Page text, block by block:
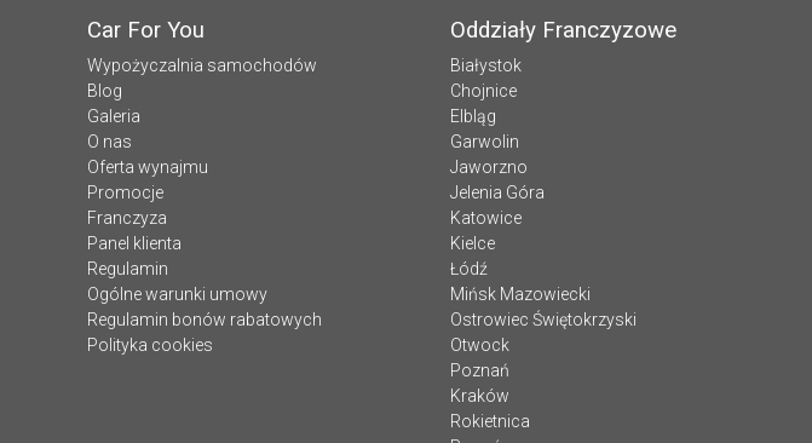
Car For You
Wypożyczalnia samochodów
Blog
Galeria
O nas
Oferta wynajmu
Promocje
Franczyza
Panel klienta
Regulamin
Ogólne warunki umowy
Regulamin bonów rabatowych
Polityka cookies
Oddziały Franczyzowe
Białystok
Chojnice
Elbląg
Garwolin
Jaworzno
Jelenia Góra
Katowice
Kielce
Łódź
Mińsk Mazowiecki
Ostrowiec Świętokrzyski
Otwock
Poznań
Kraków
Rokietnica